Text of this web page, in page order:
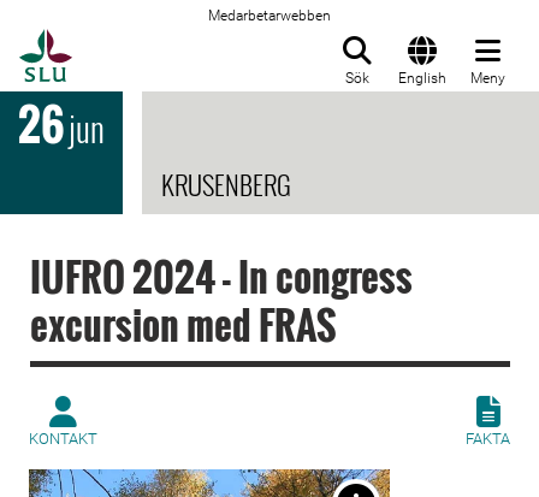
Medarbetarwebben
Sök English Meny
26jun
KRUSENBERG
IUFRO 2024 - In congress
excursion med FRAS
KONTAKT FAKTA